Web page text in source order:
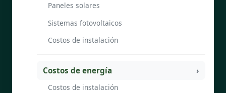
Paneles solares
Sistemas fotovoltaicos
Costos de instalación
Costos de energía
Costos de instalación